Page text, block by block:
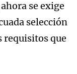
se exige
selección
requisitos que